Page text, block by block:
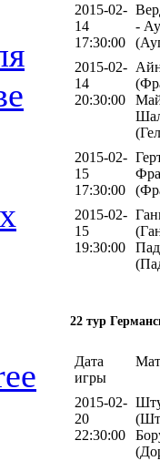
2015-02-
14
17:30:00
-
2015-02-
14
20:30:00
2015-02-
15
17:30:00
2015-02-
15
19:30:00
22 тур
Дата
игры
2015-02-
20
22:30:00